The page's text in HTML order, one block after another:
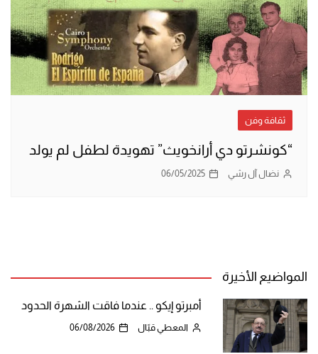
ثقافة وفن
“كونشرتو دي أرانخويث” تهويدة لطفل لم يولد
نضال آل رشي 06/05/2025
المواضيع الأخيرة
أمبرتو إيكو .. عندما فاقت الشهرة الحدود
المعطي قبّال 06/08/2026